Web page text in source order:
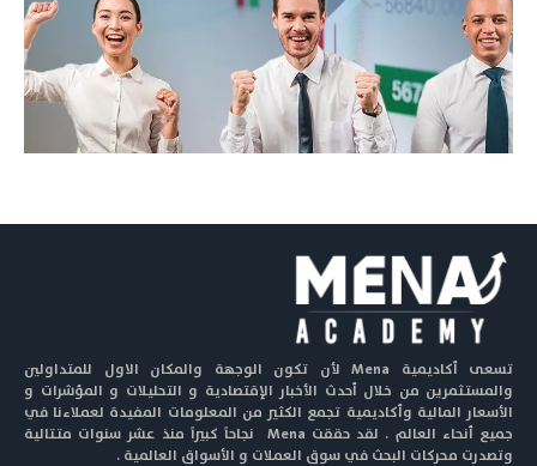
تسعى أكاديمية Mena لأن تكون الوجهة والمكان الاول للمتداولين
والمستثمرين من خلال أحدث الأخبار الإقتصادية و التحليلات و المؤشرات و
الأسعار المالية وأكاديمية تجمع الكثير من المعلومات المفيدة لعملاءنا في
جميع أنحاء العالم . لقد حققت Mena نجاحاً كبيراً منذ عشر سنوات متتالية
وتصدرت محركات البحث في سوق العملات و الأسواق العالمية .